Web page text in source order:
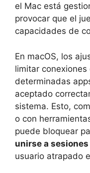
el Mac está
provocar que el
capacidades de
En macOS, los
limitar
determinadas
aceptado
sistema. Esto,
o con
puede bloquear
unirse a
usuario atrapado